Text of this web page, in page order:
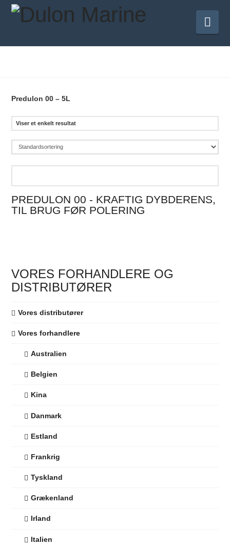
Predulon 00 – 5L
Viser et enkelt resultat
PREDULON 00 - KRAFTIG DYBDERENS,
TIL BRUG FØR POLERING
varianter.
Valgmulighederne
vælges
på
VORES FORHANDLERE OG
DISTRIBUTØRER
Vores distributører
Vores forhandlere
Australien
Belgien
Kina
Danmark
Estland
Frankrig
Tyskland
Grækenland
Irland
Italien